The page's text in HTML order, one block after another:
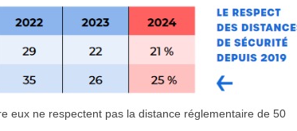
eux ne respectent pas la distance réglementaire de 50